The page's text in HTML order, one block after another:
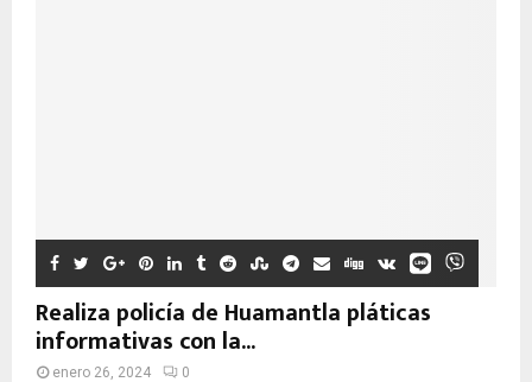
Realiza policía de Huamantla pláticas
informativas con la...
enero 26, 2024 0